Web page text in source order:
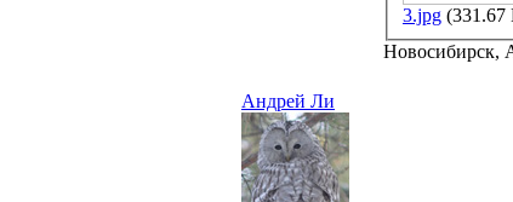
3.jpg (331.67
Новосибирск,
Андрей Ли